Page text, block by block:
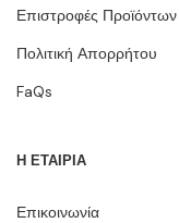
Επιστροφές Προϊόντων
Πολιτική Απορρήτου
FaQs
Η ΕΤΑΙΡΙΑ
Επικοινωνία